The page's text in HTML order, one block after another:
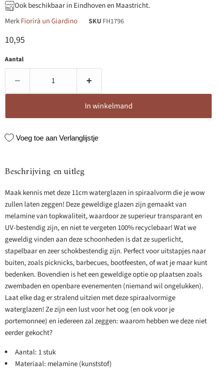
Ook beschikbaar in Eindhoven en Maastricht.
MerkFiorirà un Giardino SKU FH1796
Huidige prijs
10,95
Aantal
In winkelmand
Voeg toe aan Verlanglijstje
Beschrijving en uitleg
Maak kennis met deze 11cm waterglazen in spiraalvorm die je wow
zullen laten zeggen! Deze geweldige glazen zijn gemaakt van
melamine van topkwaliteit, waardoor ze superieur transparant en
UV-bestendig zijn, en niet te vergeten 100% recyclebaar! Wat we
geweldig vinden aan deze schoonheden is dat ze superlicht,
stapelbaar en zeer schokbestendig zijn. Perfect voor uitstapjes naar
buiten, zoals picknicks, barbecues, bootfeesten, of wat je maar kunt
bedenken. Bovendien is het een geweldige optie op plaatsen zoals
zwembaden en openbare evenementen (niemand wil ongelukken).
Laat elke dag er stralend uitzien met deze spiraalvormige
waterglazen! Ze zijn een lust voor het oog (en ook voor je
portemonnee) en iedereen zal zeggen: waarom hebben we deze niet
eerder gekocht?
Aantal: 1 stuk
Materiaal: melamine (kunststof)